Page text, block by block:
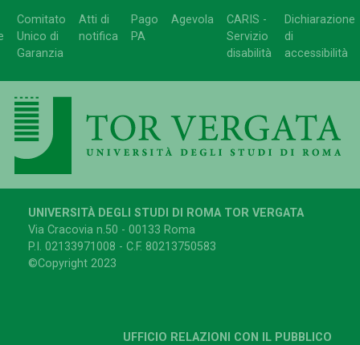
Comitato
Unico di
Garanzia
Atti di
notifica
Pago
PA
Agevola
CARIS -
Servizio
disabilità
Dichiarazione
di
accessibilità
UNIVERSITÀ DEGLI STUDI DI ROMA TOR VERGATA
Via Cracovia n.50 - 00133 Roma
P.I. 02133971008 - C.F. 80213750583
©Copyright 2023
UFFICIO RELAZIONI CON IL PUBBLICO